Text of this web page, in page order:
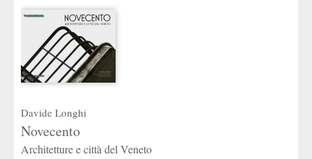
Davide Longhi
Novecento
Architetture e città del Veneto